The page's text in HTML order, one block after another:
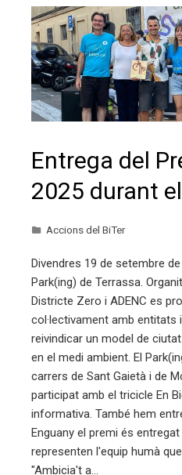
Entrega del
2025 durant
Accions del BiTer
Divendres 19 de setembre
Park(ing) de Terrassa.
Districte Zero i ADENC es
col·lectivament amb entitats
reivindicar un model de
en el medi ambient. El
carrers de Sant Gaietà i de
participat amb el tricicle En
informativa. També hem
Enguany el premi és
representen l'equip humà
"Ambicia't a…